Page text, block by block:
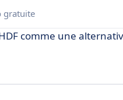
gratuite
comme une